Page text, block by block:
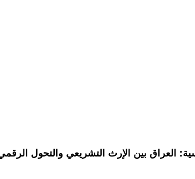
العراق بين الإرث التشريعي والتحول